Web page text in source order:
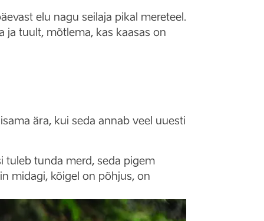
elu nagu seilaja pikal mereteel.
ja tuult, mõtlema, kas kaasas on
ära, kui seda annab veel uuesti
tuleb tunda merd, seda pigem
midagi, kõigel on põhjus, on